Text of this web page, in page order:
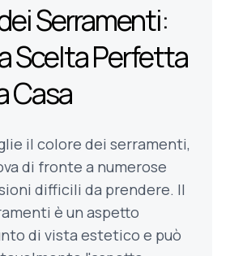
Serramenti:
Scelta Perfetta
Casa
il colore dei serramenti,
di fronte a numerose
difficili da prendere. Il
è un aspetto
di vista estetico e può